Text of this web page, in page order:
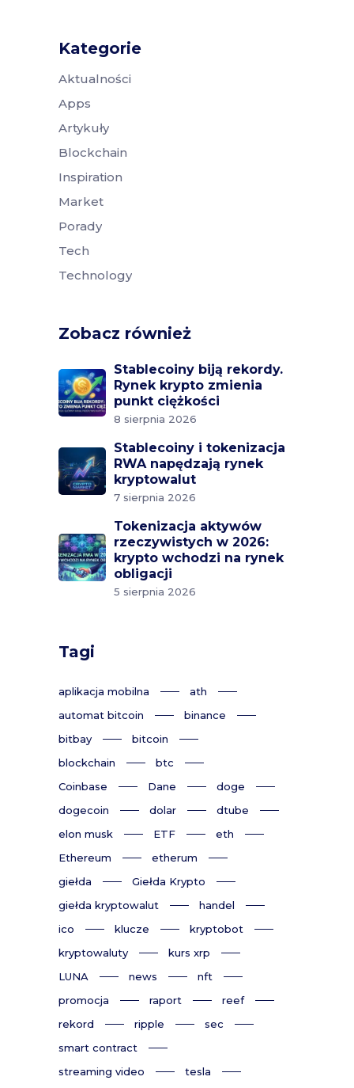
Kategorie
Aktualności
Apps
Artykuły
Blockchain
Inspiration
Market
Porady
Tech
Technology
Zobacz również
Stablecoiny biją rekordy.
Rynek krypto zmienia
punkt ciężkości
8 sierpnia 2026
Stablecoiny i tokenizacja
RWA napędzają rynek
kryptowalut
7 sierpnia 2026
Tokenizacja aktywów
rzeczywistych w 2026:
krypto wchodzi na rynek
obligacji
5 sierpnia 2026
Tagi
aplikacja mobilna
ath
automat bitcoin
binance
bitbay
bitcoin
blockchain
btc
Coinbase
Dane
doge
dogecoin
dolar
dtube
elon musk
ETF
eth
Ethereum
etherum
giełda
Giełda Krypto
giełda kryptowalut
handel
ico
klucze
kryptobot
kryptowaluty
kurs xrp
LUNA
news
nft
promocja
raport
reef
rekord
ripple
sec
smart contract
streaming video
tesla